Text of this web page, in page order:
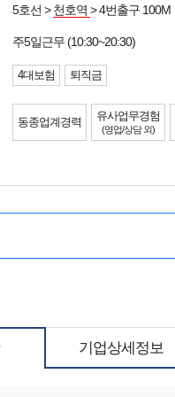
5호선 >천호역 > 4번출구 100M
주5일근무 (10:30~20:30)
4대보험 퇴직금
동종업계경력 유사업무경험
(영업/상담 외)
기업상세정보